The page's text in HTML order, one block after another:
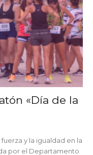
«Día de la
y la igualdad en la
por el Departamento